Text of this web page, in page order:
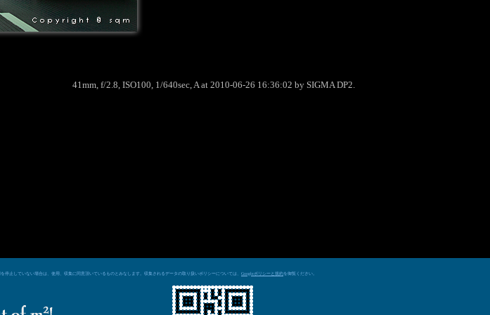
41mm, f/2.8, ISO100, 1/640sec, A at 2010-06-26 16:36:02 by SIGMA DP2.
止していない場合は、使用、収集に同意頂いているものとみなします。収集されるデータの取り扱いポリシーについては、 Googleポリシーと規約を御覧ください。